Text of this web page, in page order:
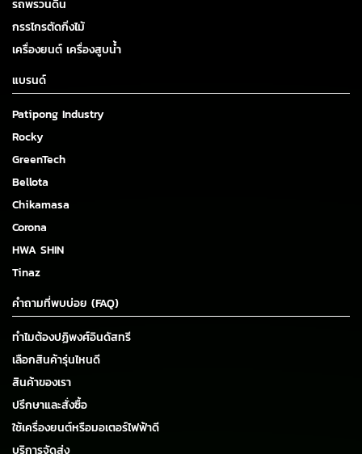
รถพรวนดิน
กรรไกรตัดกิ่งไม้
เครื่องยนต์ เครื่องสูบน้ำ
แบรนด์
Patipong Industry
Rocky
GreenTech
Bellota
Chikamasa
Corona
HWA SHIN
Tinaz
คำถามที่พบบ่อย (FAQ)
ทำไมต้องปฏิพงศ์อินดัสทรี
เลือกสินค้ารุ่นไหนดี
สินค้าของเรา
ปรึกษาและสั่งซื้อ
ใช้เครื่องยนต์หรือมอเตอร์ไฟฟ้าดี
บริการจัดส่ง